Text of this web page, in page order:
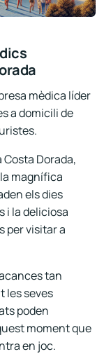
mèdica líder
a domicili de
Dorada,
magnífica
els dies
i la deliciosa
per visitar a
tan
les seves
poden
moment que
en joc.